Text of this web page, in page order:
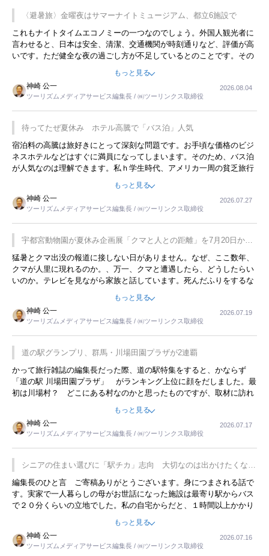
〈避暑旅〉金曜夜はサマーナイトミュージアム、都立6施設で
これもナイトタイムエコノミーの一つなのでしょう。外国人観光者に
言わせると、日本は安全、清潔、交通機関が時刻通りなど、評価が高
いです。ただ健全な夜の過ごし方が不足しているとのことです。その
ような意味で、金曜夜にこのようなイベントが行われれば、日本人に
限らず外国人にとっても楽しみが増えるでしょうね。
もっと見る
神崎 公一
ツーリズムメディアサービス編集長 / ㈱ツーリンクス取締役
2026.08.04
待ってたぜ夏休み ホテル高騰で「バス泊」人気
宿泊料の高騰は旅好きにとって深刻な問題です。お手頃な価格のビジ
ネスホテルなどはすぐに満員になってしまいます。そのため、バス泊
が人気なのは理解できます。私ｈ学生時代、アメリカ一周の貧乏旅行
をした時は、移動はグレイハウンドバスでした。夕方から夜の便を利
用してホテル代を浮かせていました。ただし、若いからできたことで
す。若い人が夜行バスで京都に行った、青森に行ったと聞くと、疲れ
が残らないのかなと思ってしまいます。
もっと見る
神崎 公一
ツーリズムメディアサービス編集長 / ㈱ツーリンクス取締役
2026.07.27
宇都宮動物園が夏休み企画展「クマと人との距離」を7月20日から
開催
猛暑とクマ出没の報道に接しない日がありません。なぜ、ここ数年、
クマが人里に現れるのか。、万一、クマと遭遇したら、どうしたらい
いのか。テレビを見ながら家族と話しています。死んだふりをするな
んてことは、冗談でもいえません。そんな中で、この企画展はタイム
もっと見る
神崎 公一
ツーリズムメディアサービス編集長 / ㈱ツーリンクス取締役
2026.07.19
道の駅グランプリ、群馬・川場田園プラザが2連覇
かって旅行雑誌の編集長だった際、道の駅特集をすると、かならず
「道の駅 川場田園プラザ」 がランキング上位に顔をだしました。最
初は川場村？ どこにある村なのかと思ったものですが、取材に訪れ
永井 彰一社長にインタビューしたら、興味深い話が次々が飛び出しま
した。プレゼンも巧みで、今でも思い出すことが２つあります。一つ
は、従業員に東京ディズニーランドを見学させ、サービス業、接客業
の何かを理解してもらっていることです。 もう一つは1800円もする
プレミアムヨーグルトを販売するにあたり、社内に懸念もあったそう
です。永井社長は、駐車場に都内ナンバーの高級外車が停まっている
ことに目をつけ、高級商品でも売れると確信したそうです。今回の記
事を懐かしく読みました。
もっと見る
神崎 公一
ツーリズムメディアサービス編集長 / ㈱ツーリンクス取締役
2026.07.17
シニアの住まい選びに「駅チカ」志向 大切なのは出かけたくなる
暮らし
編集長のひと言 ご寄稿ありがとうございます。身につまされる話で
す。実家で一人暮らしの母がお世話になった施設は最寄り駅からバス
で２０分くらいの立地でした。私の自宅からだと、１時間以上かかり
ました。母の住まいから近いという理由で、その施設を選択したので
すが、私と妹にとっては、半日仕事ででした。シニアの住まい選び
は、当人だけではなく、世話をする家族の足の便も考えない外池ない
と思いました。
もっと見る
神崎 公一
ツーリズムメディアサービス編集長 / ㈱ツーリンクス取締役
2026.07.16